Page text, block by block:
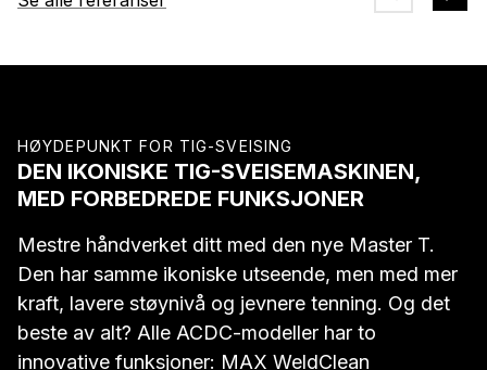
DEN IKONISKE TIG-SVEISEMASKINEN,
MED FORBEDREDE FUNKSJONER
HØYDEPUNKT FOR TIG-SVEISING
Mestre håndverket ditt med den nye Master T.
Den har samme ikoniske utseende, men med mer
kraft, lavere støynivå og jevnere tenning. Og det
beste av alt? Alle ACDC-modeller har to
innovative funksjoner: MAX WeldClean